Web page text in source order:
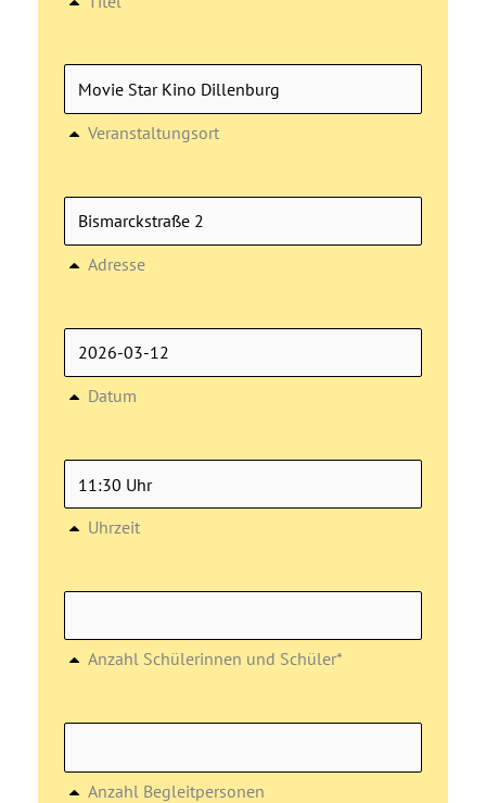
Veranstaltungsort
Adresse
Datum
Uhrzeit
Anzahl Schülerinnen und Schüler*
Anzahl Begleitpersonen